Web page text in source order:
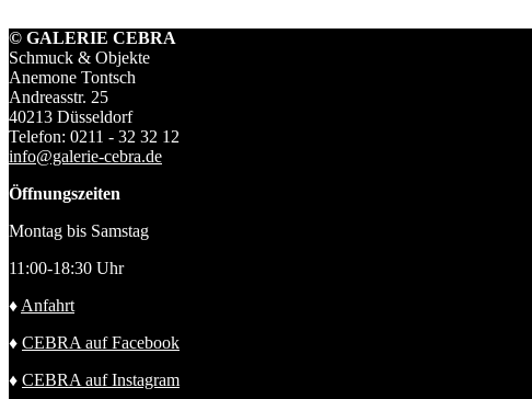
© GALERIE CEBRA
Schmuck & Objekte
Anemone Tontsch
Andreasstr. 25
40213 Düsseldorf
Telefon: 0211 - 32 32 12
info@galerie-cebra.de
Öffnungszeiten
Montag bis Samstag
11:00-18:30 Uhr
♦ Anfahrt
♦ CEBRA auf Facebook
♦ CEBRA auf Instagram